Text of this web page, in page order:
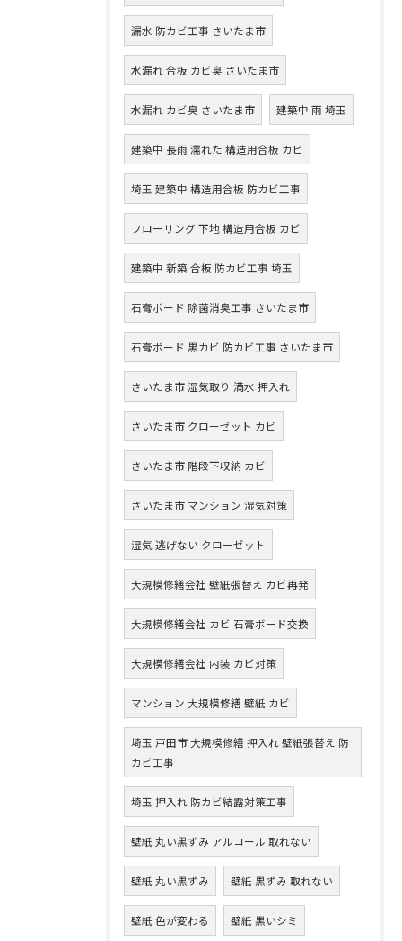
漏水 防カビ工事 さいたま市
水漏れ 合板 カビ臭 さいたま市
水漏れ カビ臭 さいたま市 建築中 雨 埼玉
建築中 長雨 濡れた 構造用合板 カビ
埼玉 建築中 構造用合板 防カビ工事
フローリング 下地 構造用合板 カビ
建築中 新築 合板 防カビ工事 埼玉
石膏ボード 除菌消臭工事 さいたま市
石膏ボード 黒カビ 防カビ工事 さいたま市
さいたま市 湿気取り 満水 押入れ
さいたま市 クローゼット カビ
さいたま市 階段下収納 カビ
さいたま市 マンション 湿気対策
湿気 逃げない クローゼット
大規模修繕会社 壁紙張替え カビ再発
大規模修繕会社 カビ 石膏ボード交換
大規模修繕会社 内装 カビ対策
マンション 大規模修繕 壁紙 カビ
埼玉 戸田市 大規模修繕 押入れ 壁紙張替え 防
カビ工事
埼玉 押入れ 防カビ結露対策工事
壁紙 丸い黒ずみ アルコール 取れない
壁紙 丸い黒ずみ 壁紙 黒ずみ 取れない
壁紙 色が変わる 壁紙 黒いシミ